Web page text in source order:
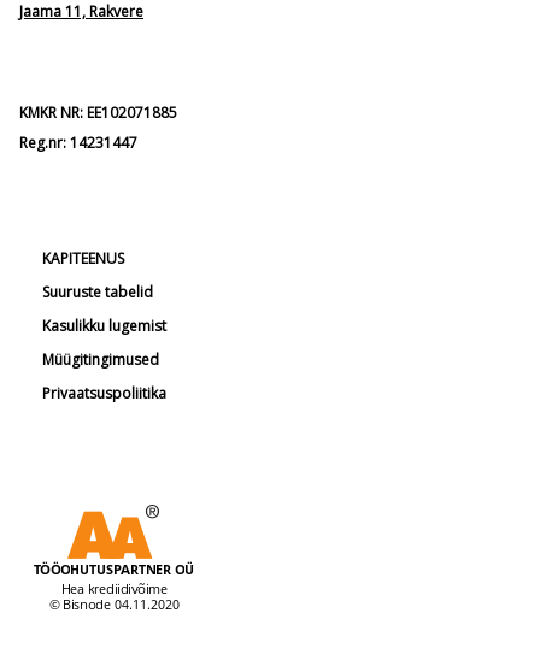
Jaama 11, Rakvere
KMKR NR: EE102071885
Reg.nr: 14231447
KAPITEENUS
Suuruste tabelid
Kasulikku lugemist
Müügitingimused
Privaatsuspoliitika